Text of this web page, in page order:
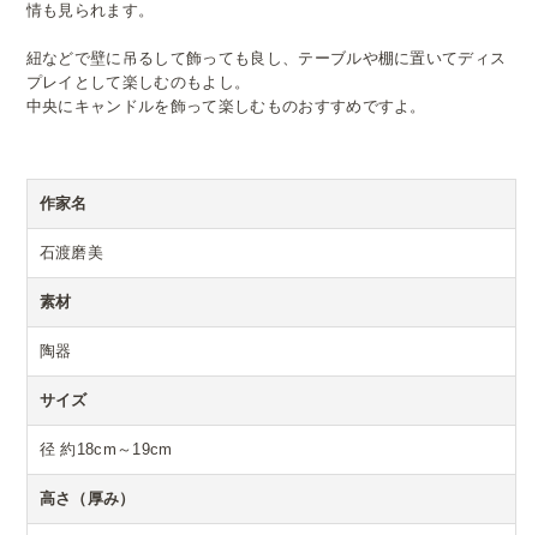
情も見られます。
紐などで壁に吊るして飾っても良し、テーブルや棚に置いてディス
プレイとして楽しむのもよし。
中央にキャンドルを飾って楽しむものおすすめですよ。
作家名
石渡磨美
素材
陶器
サイズ
径 約18cm～19cm
高さ（厚み）